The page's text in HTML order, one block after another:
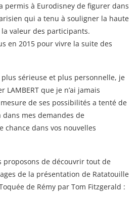
permis à Eurodisney de figurer dans
qui a tenu à souligner la haute
valeur des participants.
en 2015 pour vivre la suite des
sérieuse et plus personnelle, je
que je n’ai jamais
de ses possibilités a tenté de
mes demandes de
chance dans vos nouvelles
proposons de découvrir tout de
de la présentation de Ratatouille
de Rémy par Tom Fitzgerald :